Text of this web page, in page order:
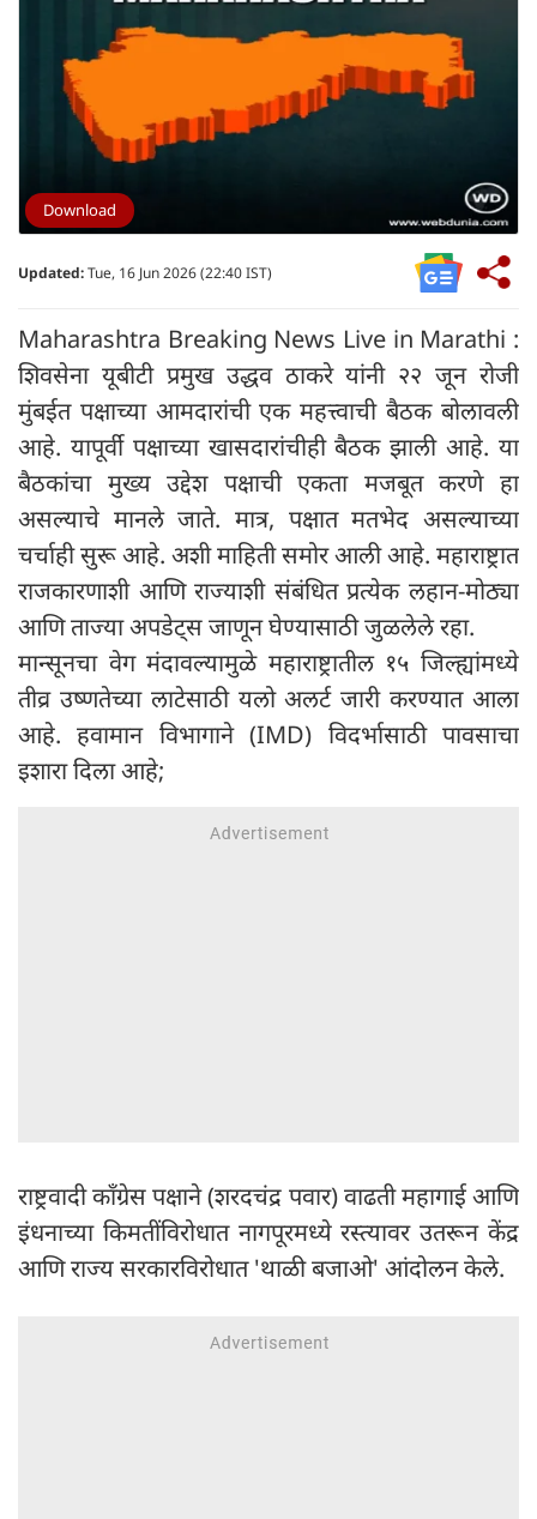
Download
Updated:Tue, 16 Jun 2026 (22:40 IST)
Maharashtra Breaking News Live in Marathi :
शिवसेना यूबीटी प्रमुख उद्धव ठाकरे यांनी २२ जून रोजी
मुंबईत पक्षाच्या आमदारांची एक महत्त्वाची बैठक बोलावली
आहे. यापूर्वी पक्षाच्या खासदारांचीही बैठक झाली आहे. या
बैठकांचा मुख्य उद्देश पक्षाची एकता मजबूत करणे हा
असल्याचे मानले जाते. मात्र, पक्षात मतभेद असल्याच्या
चर्चाही सुरू आहे. अशी माहिती समोर आली आहे. महाराष्ट्रात
राजकारणाशी आणि राज्याशी संबंधित प्रत्येक लहान-मोठ्या
आणि ताज्या अपडेट्स जाणून घेण्यासाठी जुळलेले रहा.
मान्सूनचा वेग मंदावल्यामुळे महाराष्ट्रातील १५ जिल्ह्यांमध्ये
तीव्र उष्णतेच्या लाटेसाठी यलो अलर्ट जारी करण्यात आला
आहे. हवामान विभागाने (IMD) विदर्भासाठी पावसाचा
इशारा दिला आहे;
राष्ट्रवादी काँग्रेस पक्षाने (शरदचंद्र पवार) वाढती महागाई आणि
इंधनाच्या किमतींविरोधात नागपूरमध्ये रस्त्यावर उतरून केंद्र
आणि राज्य सरकारविरोधात 'थाळी बजाओ' आंदोलन केले.